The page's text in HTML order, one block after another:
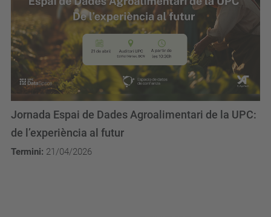
Jornada Espai de Dades Agroalimentari de la UPC:
de l’experiència al futur
Termini: 21/04/2026